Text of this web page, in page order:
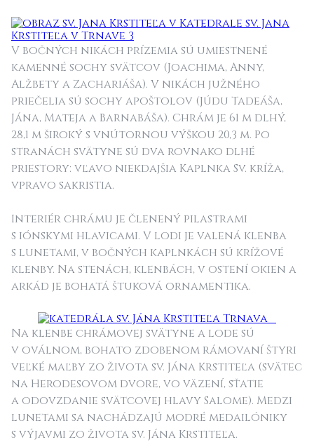
V bočných nikách prízemia sú umiestnené
kamenné sochy svätcov (Joachima, Anny,
Alžbety a Zachariáša). V nikách južného
priečelia sú sochy apoštolov (Júdu Tadeáša,
Jána, Mateja a Barnabáša). Chrám je 61 m dlhý,
28,1 m široký s vnútornou výškou 20,3 m. Po
stranách svätyne sú dva rovnako dlhé
priestory: vľavo niekdajšia Kaplnka Sv. kríža,
vpravo sakristia.
Interiér chrámu je členený pilastrami
s iónskymi hlavicami. V lodi je valená klenba
s lunetami, v bočných kaplnkách sú krížové
klenby. Na stenách, klenbách, v ostení okien a
arkád je bohatá štuková ornamentika.
Na klenbe chrámovej svätyne a lode sú
v oválnom, bohato zdobenom rámovaní štyri
veľké maľby zo života sv. Jána Krstiteľa (svätec
na Herodesovom dvore, vo väzení, sťatie
a odovzdanie svätcovej hlavy Salome). Medzi
lunetami sa nachádzajú modré medailóniky
s výjavmi zo života sv. Jána Krstiteľa.